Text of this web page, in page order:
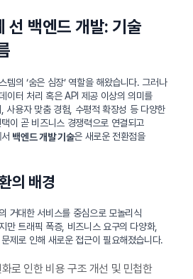
선 백엔드 개발: 기술
템의 ‘숨은 심장’ 역할을 해왔습니다. 그러나
이터 처리 혹은 API 제공 이상의 의미를
사용자 맞춤 경험, 수평적 확장성 등 다양한
이 곧 비즈니스 경쟁력으로 연결되고
백엔드 개발 기술은 새로운 전환점을
의 배경
거대한 서비스를 중심으로 모놀리식
만 트래픽 폭증, 비즈니스 요구의 다양화,
제로 인해 새로운 접근이 필요해졌습니다.
로 인한 비용 구조 개선 및 민첩한